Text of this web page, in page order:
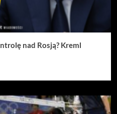
nad Rosją? Kreml